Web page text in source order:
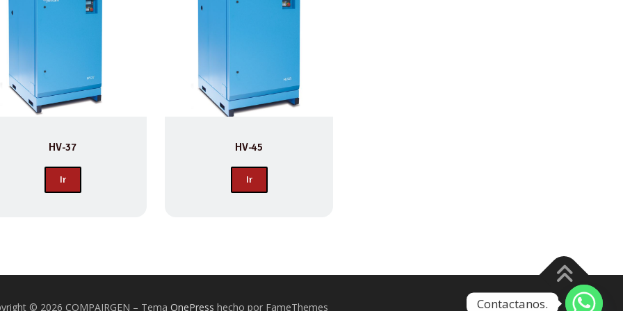
HV-37
Ir
HV-45
Ir
© 2026 COMPAIRGEN – Tema OnePress hecho por FameThemes Contactanos.